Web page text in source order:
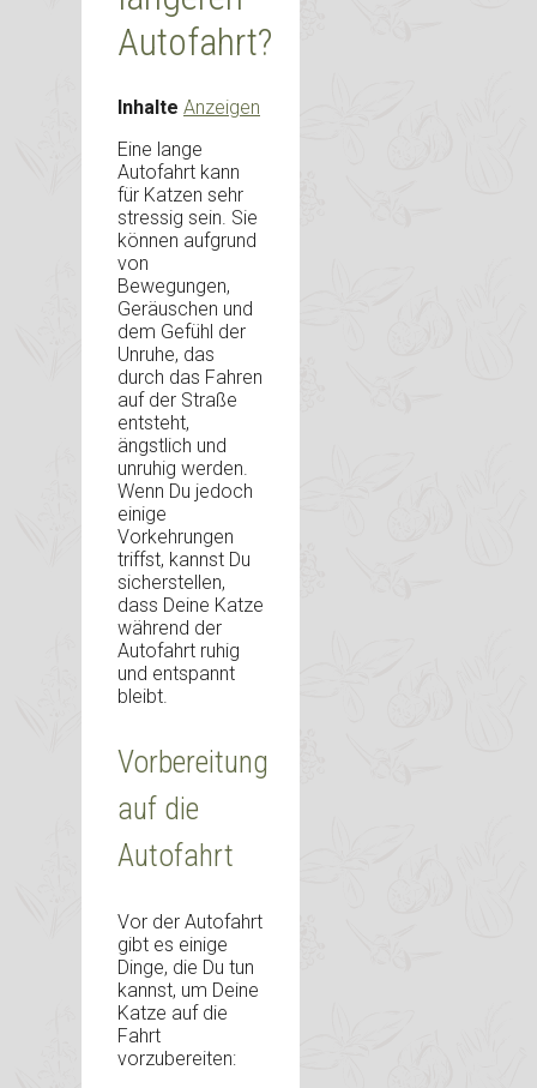
Autofahrt?
Inhalte Anzeigen
Eine lange
Autofahrt kann
für Katzen sehr
stressig sein. Sie
können aufgrund
von
Bewegungen,
Geräuschen und
dem Gefühl der
Unruhe, das
durch das Fahren
auf der Straße
entsteht,
ängstlich und
unruhig werden.
Wenn Du jedoch
einige
Vorkehrungen
triffst, kannst Du
sicherstellen,
dass Deine Katze
während der
Autofahrt ruhig
und entspannt
bleibt.
Vorbereitung
auf die
Autofahrt
Vor der Autofahrt
gibt es einige
Dinge, die Du tun
kannst, um Deine
Katze auf die
Fahrt
vorzubereiten: